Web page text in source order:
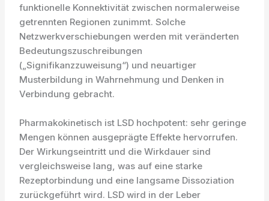
funktionelle Konnektivität zwischen normalerweise
getrennten Regionen zunimmt. Solche
Netzwerkverschiebungen werden mit veränderten
Bedeutungszuschreibungen
(„Signifikanzzuweisung“) und neuartiger
Musterbildung in Wahrnehmung und Denken in
Verbindung gebracht.
Pharmakokinetisch ist LSD hochpotent: sehr geringe
Mengen können ausgeprägte Effekte hervorrufen.
Der Wirkungseintritt und die Wirkdauer sind
vergleichsweise lang, was auf eine starke
Rezeptorbindung und eine langsame Dissoziation
zurückgeführt wird. LSD wird in der Leber